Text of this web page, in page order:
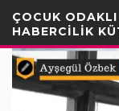
Geç
ÇOCUK ODAKLI
HABERCİLİK